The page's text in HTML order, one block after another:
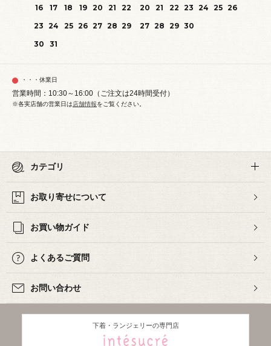
16
17 18 19 20 21
22
23 24 25 26 27 28 29
30
31
20
21 22 23 24 25 26
27 28 29 30
・・・休業日
営業時間：10:30～16:00（ご注文は24時間受付）
※各実店舗の営業日は店舗情報をご覧ください。
カテゴリ
お取り寄せについて
お買い物ガイド
よくあるご質問
お問い合わせ
下着・ランジェリーの専門店